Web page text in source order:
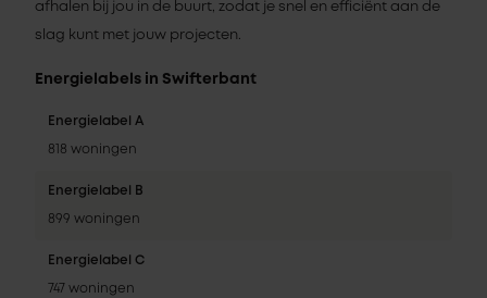
afhalen bij jou in de buurt, zodat je snel en efficiënt aan de
slag kunt met jouw projecten.
Energielabels in Swifterbant
Energielabel A
818 woningen
Energielabel B
899 woningen
Energielabel C
747 woningen